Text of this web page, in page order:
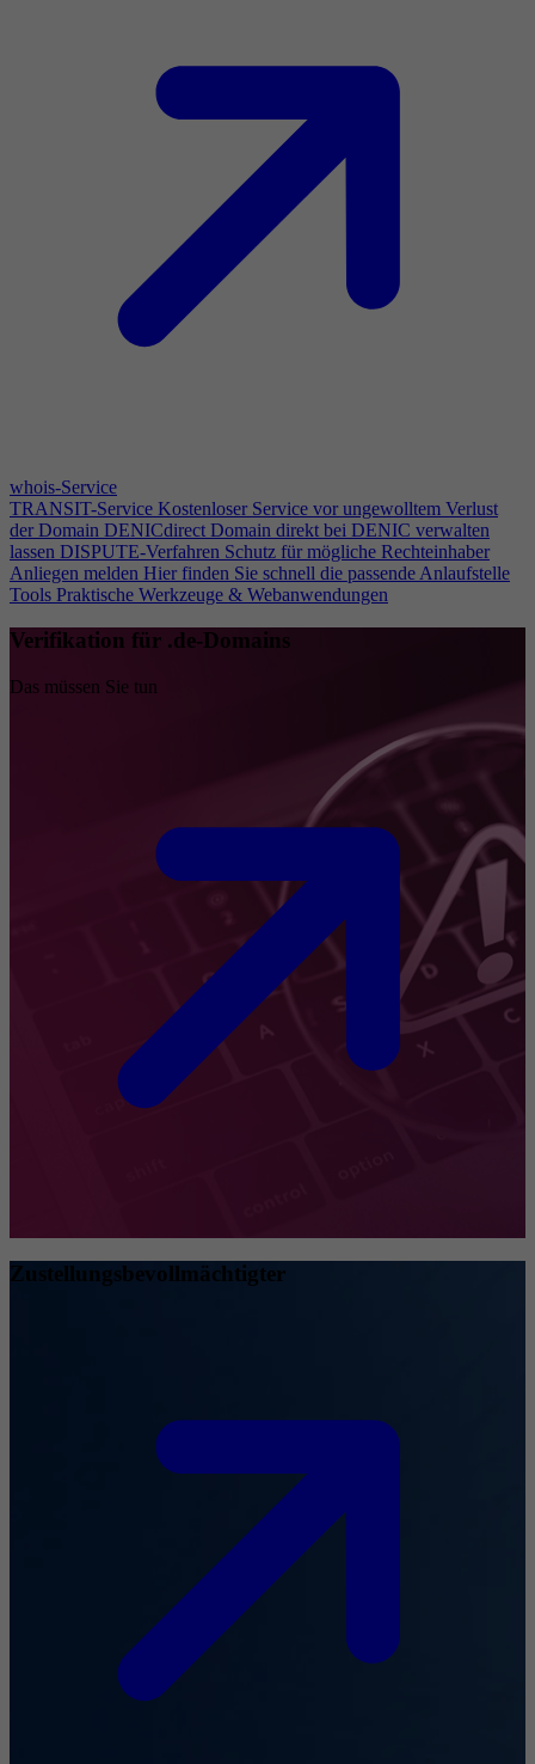
whois-Service
TRANSIT-Service Kostenloser Service vor ungewolltem Verlust
der Domain DENICdirect Domain direkt bei DENIC verwalten
lassen DISPUTE-Verfahren Schutz für mögliche Rechteinhaber
Anliegen melden Hier finden Sie schnell die passende Anlaufstelle
Tools Praktische Werkzeuge & Webanwendungen
Verifikation für .de-Domains
Das müssen Sie tun
Zustellungsbevollmächtigter